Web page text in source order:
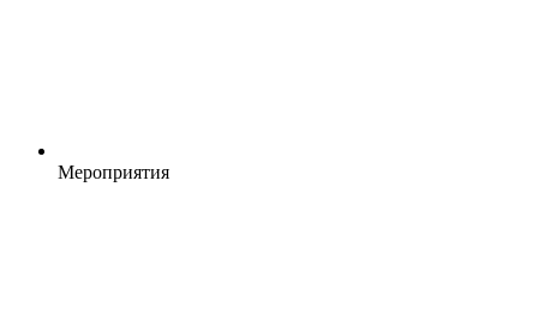
Мероприятия